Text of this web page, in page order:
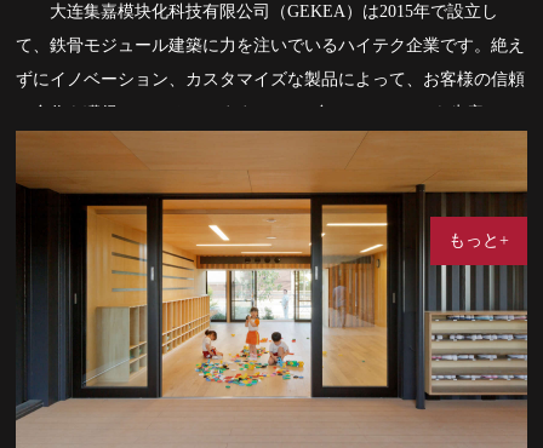
大连集嘉模块化科技有限公司（GEKEA）は2015年で設立し
て、鉄骨モジュール建築に力を注いでいるハイテク企業です。絶え
ずにイノベーション、カスタマイズな製品によって、お客様の信頼
と合作を獲得している。いままで2000+台のモジュールを生産し、
大連、北京、東京、大阪などで支社と事務所を設立したことで
企画、設計、研究開発から製造、施工までの一体化産業チェーンを
作り出す。“環境に優しい、省エネ、グリーン”という理念を製品の
全体流れに貫くことにって、お客様にモジュール建築ソリューショ
ンを提供する。
もっと+